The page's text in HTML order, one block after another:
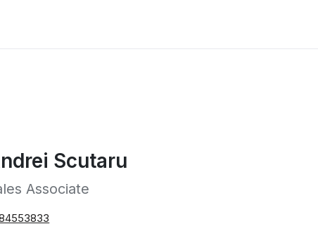
Scutaru
Associate